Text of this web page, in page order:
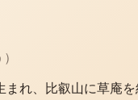
）
れ、比叡山に草庵